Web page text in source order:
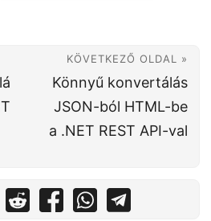
KÖVETKEZŐ OLDAL »
Könnyű konvertálás
JSON-ból HTML-be
a .NET REST API-val